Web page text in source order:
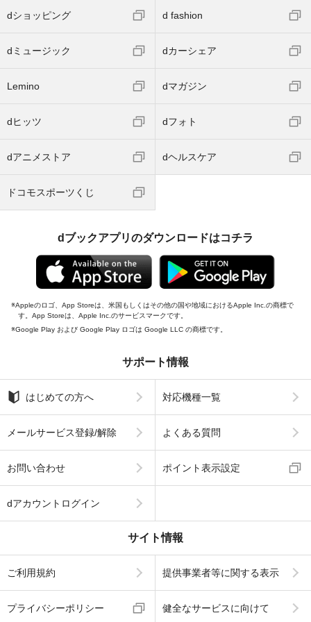
dショッピング d fashion
dミュージック dカーシェア
Lemino dマガジン
dヒッツ dフォト
dアニメストア dヘルスケア
ドコモスポーツくじ
dブックアプリのダウンロードはコチラ
Appleのロゴ、App Storeは、米国もしくはその他の国や地域におけるApple Inc.の商標で
す。App Storeは、Apple Inc.のサービスマークです。
Google Play および Google Play ロゴは Google LLC の商標です。
サポート情報
はじめての方へ 対応機種一覧
メールサービス登録/解除 よくある質問
お問い合わせ ポイント表示設定
dアカウントログイン
サイト情報
ご利用規約 提供事業者等に関する表示
プライバシーポリシー 健全なサービスに向けて